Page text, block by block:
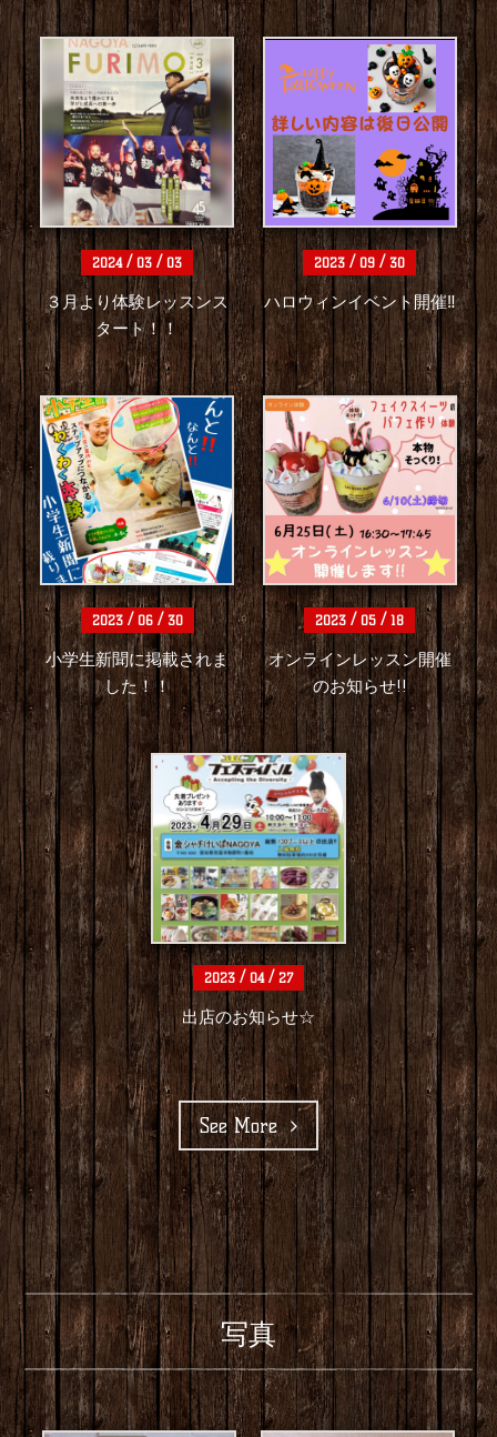
2024/ 03 / 03
３月より体験レッスンス
タート！！
2023 / 09 / 30
ハロウィンイベント開催‼️
2023/ 06/ 30
小学生新聞に掲載されま
した！！
2023 / 05 /18
オンラインレッスン開催
のお知らせ!!
2023 / 04/ 27
出店のお知らせ☆
See More
写真